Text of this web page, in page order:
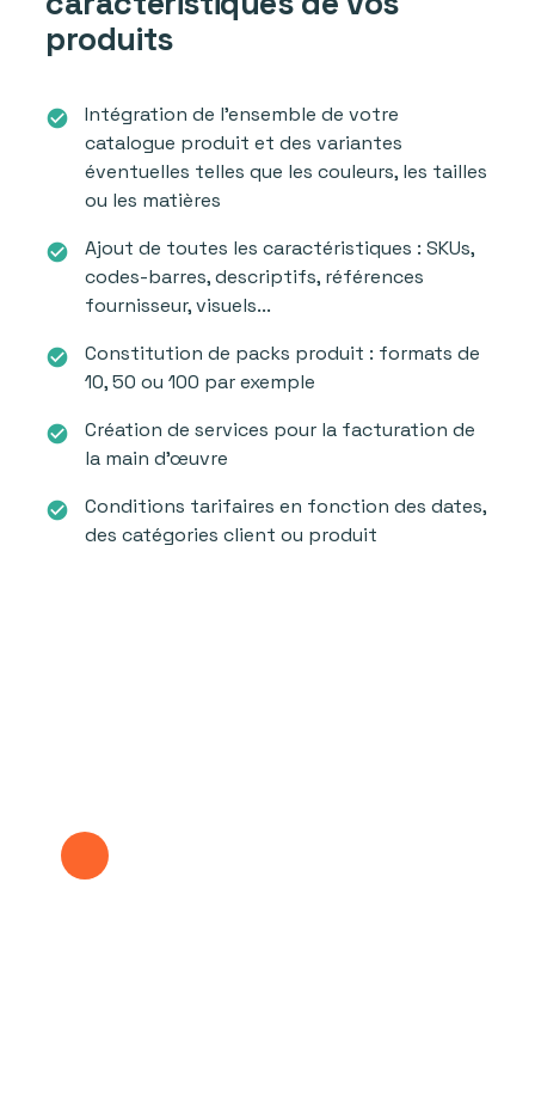
produits
check_circle
Intégration de l'ensemble de votre
catalogue produit et des variantes
éventuelles telles que les couleurs, les tailles
ou les matières
check_circle
Ajout de toutes les caractéristiques : SKUs,
codes-barres, descriptifs, références
fournisseur, visuels...
check_circle
Constitution de packs produit : formats de
10, 50 ou 100 par exemple
check_circle
Création de services pour la facturation de
la main d'œuvre
check_circle
Conditions tarifaires en fonction des dates,
des catégories client ou produit